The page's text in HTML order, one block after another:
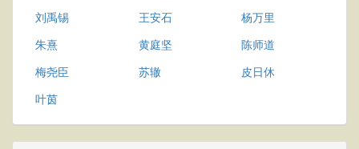
刘禹锡
王安石
杨万里
朱熹
黄庭坚
陈师道
梅尧臣
苏辙
皮日休
叶茵